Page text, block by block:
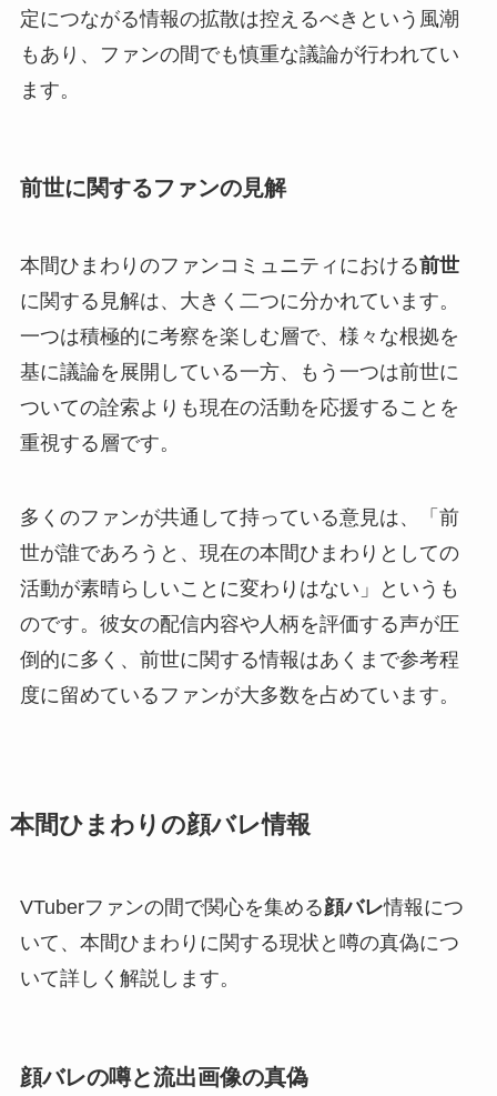
定につながる情報の拡散は控えるべきという風潮
もあり、ファンの間でも慎重な議論が行われてい
ます。
前世に関するファンの見解
本間ひまわりのファンコミュニティにおける前世
に関する見解は、大きく二つに分かれています。
一つは積極的に考察を楽しむ層で、様々な根拠を
基に議論を展開している一方、もう一つは前世に
ついての詮索よりも現在の活動を応援することを
重視する層です。
多くのファンが共通して持っている意見は、「前
世が誰であろうと、現在の本間ひまわりとしての
活動が素晴らしいことに変わりはない」というも
のです。彼女の配信内容や人柄を評価する声が圧
倒的に多く、前世に関する情報はあくまで参考程
度に留めているファンが大多数を占めています。
本間ひまわりの顔バレ情報
VTuberファンの間で関心を集める顔バレ情報につ
いて、本間ひまわりに関する現状と噂の真偽につ
いて詳しく解説します。
顔バレの噂と流出画像の真偽